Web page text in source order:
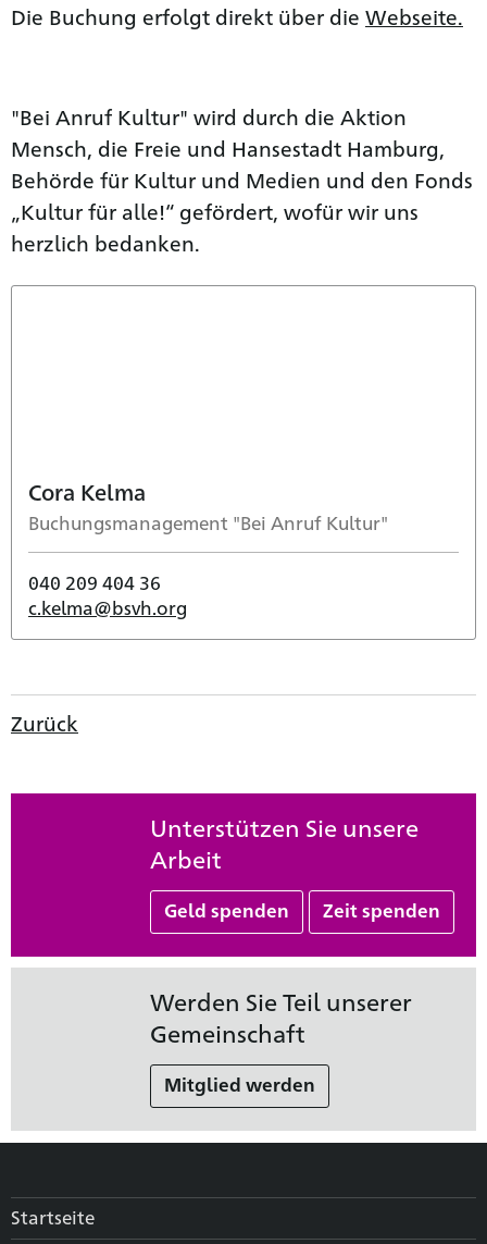
Die Buchung erfolgt direkt über die Webseite.
"Bei Anruf Kultur" wird durch die Aktion
Mensch, die Freie und Hansestadt Hamburg,
Behörde für Kultur und Medien und den Fonds
„Kultur für alle!“ gefördert, wofür wir uns
herzlich bedanken.
Cora Kelma
Buchungsmanagement "Bei Anruf Kultur"
040 209 404 36
c.kelma@bsvh.org
Zurück
Unterstützen Sie unsere
Arbeit
Geld spenden Zeit spenden
Werden Sie Teil unserer
Gemeinschaft
Mitglied werden
Startseite